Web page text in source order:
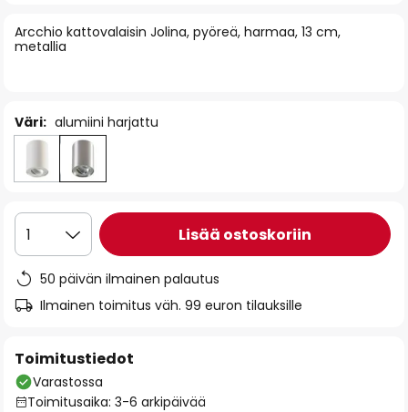
of
the
Arcchio kattovalaisin Jolina, pyöreä, harmaa, 13 cm,
metallia
Väri: alumiini harjattu
1 Lisää ostoskoriin
50 päivän ilmainen palautus
Ilmainen toimitus väh. 99 euron tilauksille
Toimitustiedot
Varastossa
Toimitusaika: 3-6 arkipäivää